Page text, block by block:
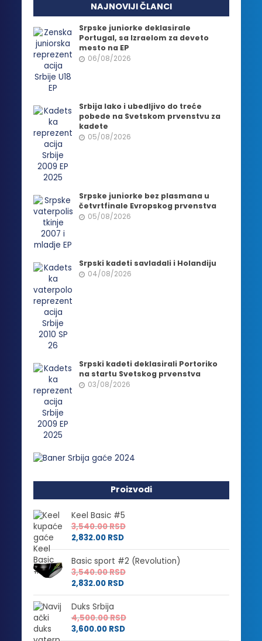
NAJNOVIJI ČLANCI
Srpske juniorke deklasirale
Portugal, sa Izraelom za deveto
mesto na EP
06/08/2026
Srbija lako i ubedljivo do treće
pobede na Svetskom prvenstvu za
kadete
05/08/2026
Srpske juniorke bez plasmana u
četvrtfinale Evropskog prvenstva
05/08/2026
Srpski kadeti savladali i Holandiju
04/08/2026
Srpski kadeti deklasirali Portoriko
na startu Svetskog prvenstva
03/08/2026
Proizvodi
Keel Basic #5
3,540.00RSD
2,832.00 RSD
Basic sport #2 (Revolution)
3,540.00RSD
2,832.00 RSD
Duks Srbija
4,500.00RSD
3,600.00 RSD